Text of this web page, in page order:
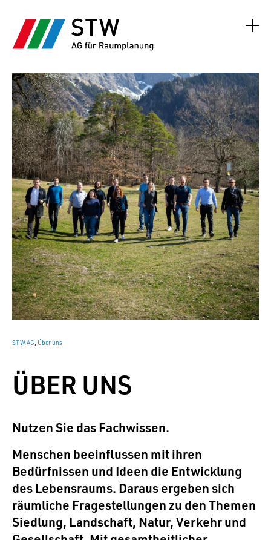
STW AG Über uns
ÜBER UNS
Nutzen Sie das Fachwissen.
Menschen beeinflussen mit ihren
Bedürfnissen und Ideen die Entwicklung
des Lebensraums. Daraus ergeben sich
räumliche Fragestellungen zu den Themen
Siedlung, Landschaft, Natur, Verkehr und